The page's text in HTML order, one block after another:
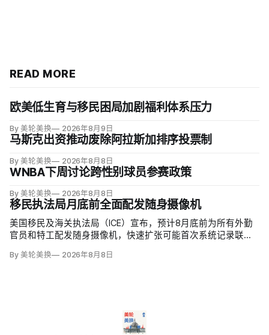
READ MORE
欧美低生育与移民困局加剧福利体系压力
By 美轮美换 2026年8月9日
马斯克出资推动废除阿拉斯加排序投票制
By 美轮美换 2026年8月8日
WNBA下周讨论跨性别球员参赛政策
By 美轮美换 2026年8月8日
移民执法局月底前全面配发随身摄像机
美国移民及海关执法局（ICE）宣布，预计8月底前为所有外勤
官员和特工配发随身摄像机，快速扩张可能首次系统记录联邦
代理局长戴维·文图雷拉（David J. Venturella）称，涉及羁押中
By 美轮美换 2026年8月8日